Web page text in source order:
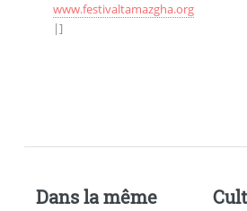
www.festivaltamazgha.org
|]
Dans la même